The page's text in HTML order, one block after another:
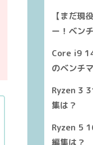
【まだ現
ー！ベン
Core i9
のベンチ
Ryzen 3
集は？
Ryzen 5
編集は？